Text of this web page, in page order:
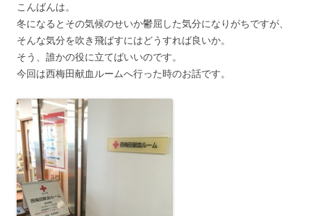
こんばんは。
冬になるとその気候のせいか鬱屈した気分になりがちですが、
そんな気分を吹き飛ばすにはどうすれば良いか。
そう、誰かの役に立てばいいのです。
今回は西梅田献血ルームへ行った時のお話です。